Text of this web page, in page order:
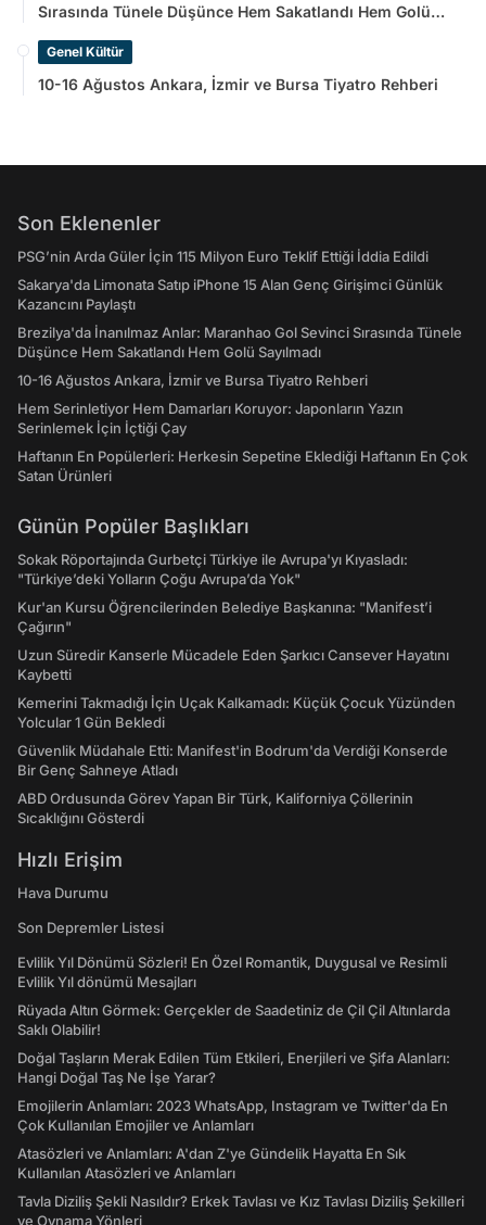
Sırasında Tünele Düşünce Hem Sakatlandı Hem Golü
Genel Kültür
10-16 Ağustos Ankara, İzmir ve Bursa Tiyatro Rehberi
Son Eklenenler
PSG’nin Arda Güler İçin 115 Milyon Euro Teklif Ettiği İddia Edildi
Sakarya'da Limonata Satıp iPhone 15 Alan Genç Girişimci Günlük
Kazancını Paylaştı
Brezilya'da İnanılmaz Anlar: Maranhao Gol Sevinci Sırasında Tünele
Düşünce Hem Sakatlandı Hem Golü Sayılmadı
10-16 Ağustos Ankara, İzmir ve Bursa Tiyatro Rehberi
Hem Serinletiyor Hem Damarları Koruyor: Japonların Yazın
Serinlemek İçin İçtiği Çay
Haftanın En Popülerleri: Herkesin Sepetine Eklediği Haftanın En Çok
Satan Ürünleri
Günün Popüler Başlıkları
Sokak Röportajında Gurbetçi Türkiye ile Avrupa'yı Kıyasladı:
"Türkiye’deki Yolların Çoğu Avrupa’da Yok"
Kur'an Kursu Öğrencilerinden Belediye Başkanına: "Manifest’i
Çağırın"
Uzun Süredir Kanserle Mücadele Eden Şarkıcı Cansever Hayatını
Kaybetti
Kemerini Takmadığı İçin Uçak Kalkamadı: Küçük Çocuk Yüzünden
Yolcular 1 Gün Bekledi
Güvenlik Müdahale Etti: Manifest'in Bodrum'da Verdiği Konserde
Bir Genç Sahneye Atladı
ABD Ordusunda Görev Yapan Bir Türk, Kaliforniya Çöllerinin
Sıcaklığını Gösterdi
Hızlı Erişim
Hava Durumu
Son Depremler Listesi
Evlilik Yıl Dönümü Sözleri! En Özel Romantik, Duygusal ve Resimli
Evlilik Yıl dönümü Mesajları
Rüyada Altın Görmek: Gerçekler de Saadetiniz de Çil Çil Altınlarda
Saklı Olabilir!
Doğal Taşların Merak Edilen Tüm Etkileri, Enerjileri ve Şifa Alanları:
Hangi Doğal Taş Ne İşe Yarar?
Emojilerin Anlamları: 2023 WhatsApp, Instagram ve Twitter'da En
Çok Kullanılan Emojiler ve Anlamları
Atasözleri ve Anlamları: A'dan Z'ye Gündelik Hayatta En Sık
Kullanılan Atasözleri ve Anlamları
Tavla Diziliş Şekli Nasıldır? Erkek Tavlası ve Kız Tavlası Diziliş Şekilleri
ve Oynama Yönleri